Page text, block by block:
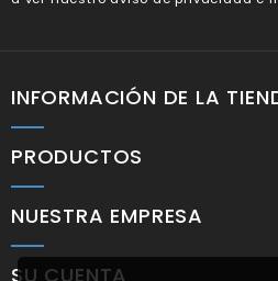
INFORMACIÓN DE LA
PRODUCTOS
NUESTRA EMPRESA
SU CUENTA